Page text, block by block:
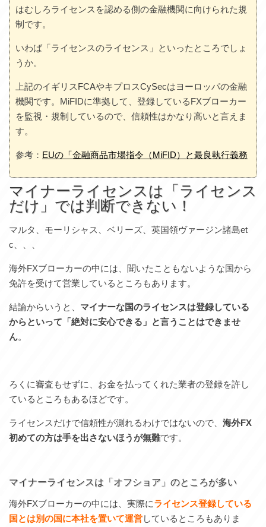
はむしろライセンスを認める側の金融機関に向けられた規
制です。
いわば「ライセンスのライセンス」といったところでしょ
うか。
上記のイギリスFCAやキプロスCySecはヨーロッパの金融
機関です。MiFIDに準拠して、登録しているFXブローカー
を監視・規制しているので、信頼性はかなり高いと言えま
す。
参考： EUの「金融商品市場指令（MiFID）と最良執行義務
マイナーライセンスは「ライセンス
だけ」では判断できない！
マルタ、モーリシャス、ベリーズ、英国領ヴァージン諸島et
c、、、
海外FXブローカーの中には、聞いたこともないような国から
免許を受けて営業しているところもあります。
結論からいうと、 マイナーな国のライセンスは登録している
からといって「絶対に安心できる」と言うことはできませ
ん。
ろくに審査もせずに、お金を払ってくれた業者の登録を許し
ているところもあるほどです。
ライセンスだけで信頼性が測れるわけではないので、 海外FX
初めての方は手を出さないほうが無難です。
マイナーライセンスは「オフショア」のところが多い
海外FXブローカーの中には、実際にライセンス登録している
国とは別の国に本社を置いて運営しているところもありま